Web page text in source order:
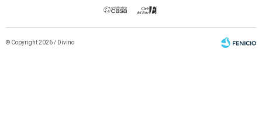
© Copyright 2026 / Divino